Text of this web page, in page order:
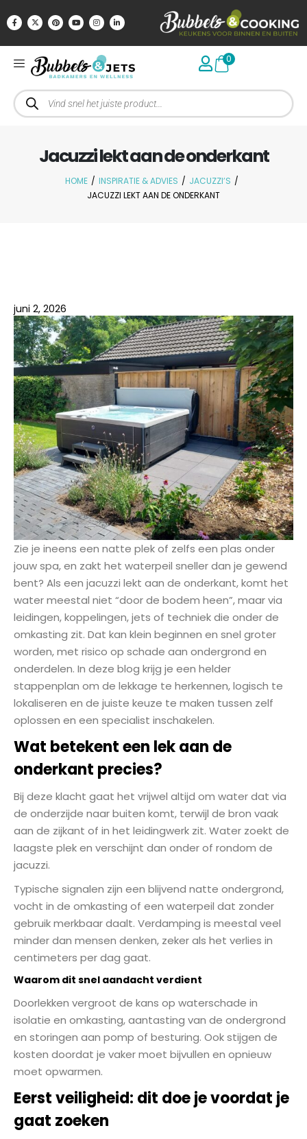
0
Jacuzzi lekt aan de onderkant
HOME / INSPIRATIE & ADVIES / JACUZZI’S /
JACUZZI LEKT AAN DE ONDERKANT
juni 2, 2026
Zie je ineens een natte plek of zelfs een plas onder
jouw spa, en zakt het waterpeil sneller dan je gewend
bent? Als een jacuzzi lekt aan de onderkant, komt het
water meestal niet “door de bodem heen”, maar via
leidingen, koppelingen, jets of techniek die onder de
omkasting zit. Dat kan klein beginnen en snel groter
worden, met risico op schade aan ondergrond en
onderdelen. In deze blog krijg je een helder
stappenplan om de lekkage te herkennen, logisch te
lokaliseren en de juiste keuze te maken tussen zelf
oplossen en een specialist inschakelen.
Wat betekent een lek aan de
onderkant precies?
Bij deze klacht gaat het vrijwel altijd om water dat via
de onderzijde naar buiten komt, terwijl de bron vaak
aan de zijkant of in het leidingwerk zit. Water zoekt de
laagste plek en verschijnt dan onder of rondom de
jacuzzi.
Typische signalen zijn een blijvend natte ondergrond,
vocht in de omkasting of een waterpeil dat zonder
gebruik merkbaar daalt. Verdamping is meestal veel
minder dan mensen denken, zeker als het verlies in
centimeters per dag gaat.
Waarom dit snel aandacht verdient
Doorlekken vergroot de kans op waterschade in
isolatie en omkasting, aantasting van de ondergrond
en storingen aan pomp of besturing. Ook stijgen de
kosten doordat je vaker moet bijvullen en opnieuw
moet opwarmen.
Eerst veiligheid: dit doe je voordat je
gaat zoeken